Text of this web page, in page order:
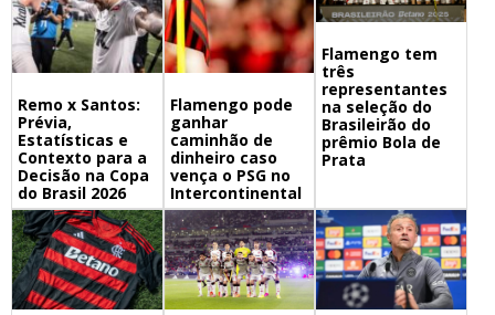
Remo x Santos:
Prévia,
Estatísticas e
Contexto para a
Decisão na Copa
do Brasil 2026
Flamengo pode
ganhar
caminhão de
dinheiro caso
vença o PSG no
Intercontinental
Flamengo tem
três
representantes
na seleção do
Brasileirão do
prêmio Bola de
Prata